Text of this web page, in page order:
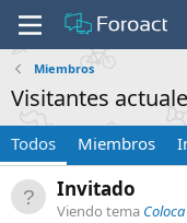
Miembros
Visitantes
Todos Miembros
Invitado
Viendo tema